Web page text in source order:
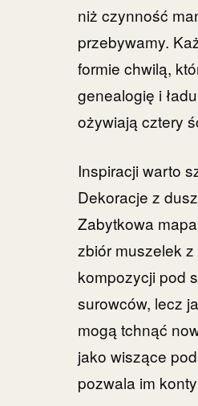
niż czynność
przebywamy.
formie chwilą,
genealogię i
ożywiają cztery
Inspiracji warto
Dekoracje z
Zabytkowa
zbiór muszelek
kompozycji pod
surowców, lecz
mogą tchnąć
jako wiszące
pozwala im